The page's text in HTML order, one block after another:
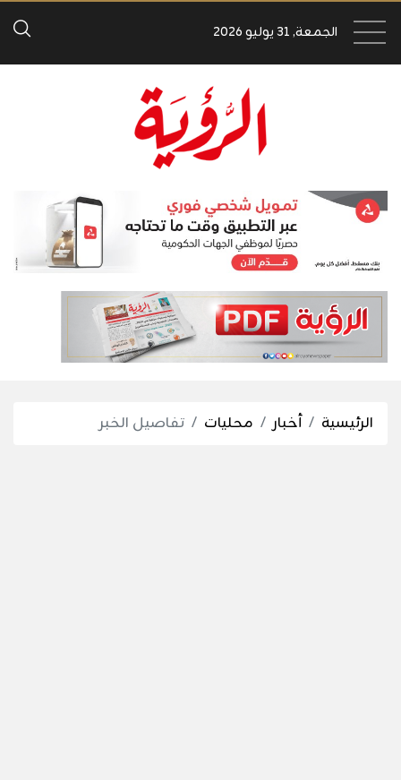
الجمعة, 31 يوليو 2026
الرئيسية أخبار محليات تفاصيل الخبر